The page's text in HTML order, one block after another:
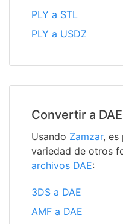
PLY a STL
PLY a USDZ
Convertir a DAE
Usando Zamzar, es
variedad de otros
archivos DAE:
3DS a DAE
AMF a DAE